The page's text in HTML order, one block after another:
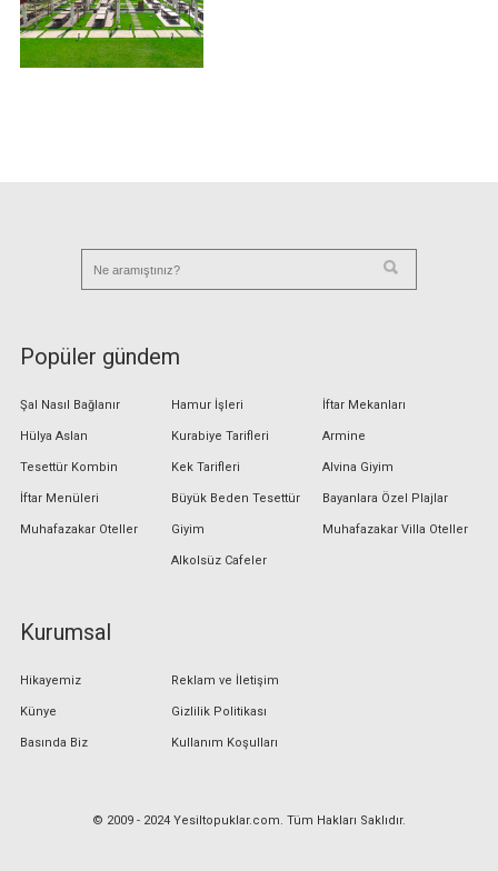
Popüler gündem
Şal Nasıl Bağlanır
Hülya Aslan
Tesettür Kombin
İftar Menüleri
Muhafazakar Oteller
Hamur İşleri
Kurabiye Tarifleri
Kek Tarifleri
Büyük Beden Tesettür
Giyim
Alkolsüz Cafeler
İftar Mekanları
Armine
Alvina Giyim
Bayanlara Özel Plajlar
Muhafazakar Villa Oteller
Kurumsal
Hikayemiz
Künye
Basında Biz
Reklam ve İletişim
Gizlilik Politikası
Kullanım Koşulları
© 2009 - 2024 Yesiltopuklar.com. Tüm Hakları Saklıdır.